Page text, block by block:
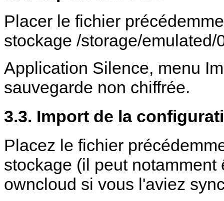
Placer le fichier
stockage /storage/emulated/
Application Silence, menu
sauvegarde non chiffrée.
3.3. Import de la
Placez le fichier
stockage (il peut
owncloud si vous l'aviez